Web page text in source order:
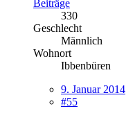
Beiträge
330
Geschlecht
Männlich
Wohnort
Ibbenbüren
9. Januar 2014
#55